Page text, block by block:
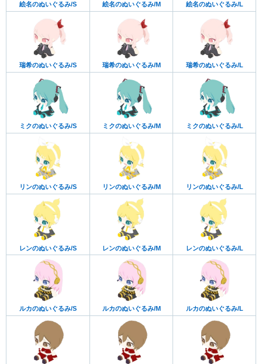
絵名のぬいぐるみ/S 絵名のぬいぐるみ/M 絵名のぬいぐるみ/L
瑞希のぬいぐるみ/S 瑞希のぬいぐるみ/M 瑞希のぬいぐるみ/L
ミクのぬいぐるみ/S ミクのぬいぐるみ/M ミクのぬいぐるみ/L
リンのぬいぐるみ/S リンのぬいぐるみ/M リンのぬいぐるみ/L
レンのぬいぐるみ/S レンのぬいぐるみ/M レンのぬいぐるみ/L
ルカのぬいぐるみ/S ルカのぬいぐるみ/M ルカのぬいぐるみ/L